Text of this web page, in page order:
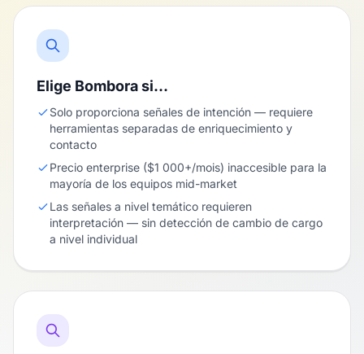
Elige Bombora si…
Solo proporciona señales de intención — requiere
herramientas separadas de enriquecimiento y
contacto
Precio enterprise ($1 000+/mois) inaccesible para la
mayoría de los equipos mid-market
Las señales a nivel temático requieren
interpretación — sin detección de cambio de cargo
a nivel individual